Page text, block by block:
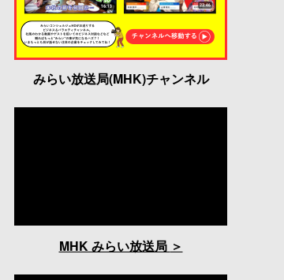
みらい放送局(MHK)チャンネル
MHK みらい放送局